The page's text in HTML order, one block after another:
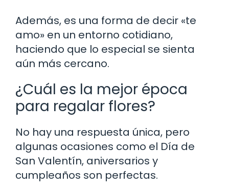
Además, es una forma de decir «te
amo» en un entorno cotidiano,
haciendo que lo especial se sienta
aún más cercano.
¿Cuál es la mejor época
para regalar flores?
No hay una respuesta única, pero
algunas ocasiones como el Día de
San Valentín, aniversarios y
cumpleaños son perfectas.